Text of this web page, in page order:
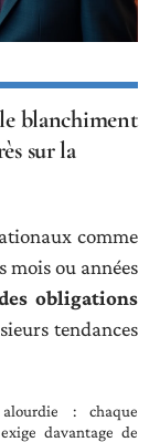
blanchiment
sur la
comme
ou années
obligations
tendances
: chaque
davantage de